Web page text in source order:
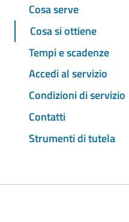
Cosa serve
Cosa si ottiene
Tempi e scadenze
Accedi al servizio
Condizioni di servizio
Contatti
Strumenti di tutela